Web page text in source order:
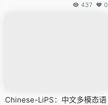
437 0
Chinese-LiPS：中文多模态语